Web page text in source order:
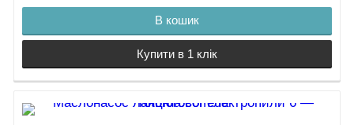
В кошик
Купити в 1 клік